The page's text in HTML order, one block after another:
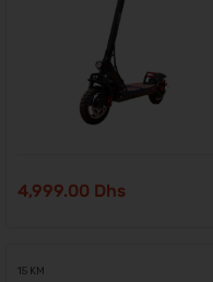
4,999.00 Dhs
15 KM